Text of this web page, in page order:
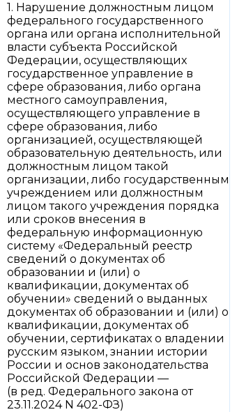
1. Нарушение должностным лицом
федерального государственного
органа или органа исполнительной
власти субъекта Российской
Федерации, осуществляющих
государственное управление в
сфере образования, либо органа
местного самоуправления,
осуществляющего управление в
сфере образования, либо
организацией, осуществляющей
образовательную деятельность, или
должностным лицом такой
организации, либо государственным
учреждением или должностным
лицом такого учреждения порядка
или сроков внесения в
федеральную информационную
систему «Федеральный реестр
сведений о документах об
образовании и (или) о
квалификации, документах об
обучении» сведений о выданных
документах об образовании и (или) о
квалификации, документах об
обучении, сертификатах о владении
русским языком, знании истории
России и основ законодательства
Российской Федерации —
(в ред. Федерального закона от
23.11.2024 N 402-ФЗ)